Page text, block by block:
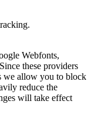
Webfonts,
these providers
we allow you to block
reduce the
will take effect